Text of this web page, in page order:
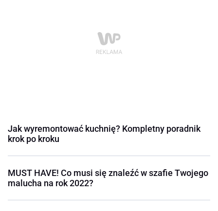
Jak wyremontować kuchnię? Kompletny poradnik
krok po kroku
MUST HAVE! Co musi się znaleźć w szafie Twojego
malucha na rok 2022?